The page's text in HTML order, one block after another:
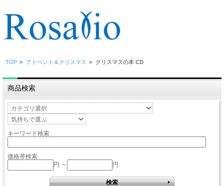
TOP > アドベント＆クリスマス > クリスマスの本 CD
商品検索
キーワード検索
価格帯検索
円 ～
円